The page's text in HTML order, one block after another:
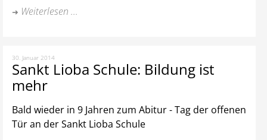
Weiterlesen ...
30. Januar 2014
Sankt Lioba Schule: Bildung ist
mehr
Bald wieder in 9 Jahren zum Abitur - Tag der offenen
Tür an der Sankt Lioba Schule